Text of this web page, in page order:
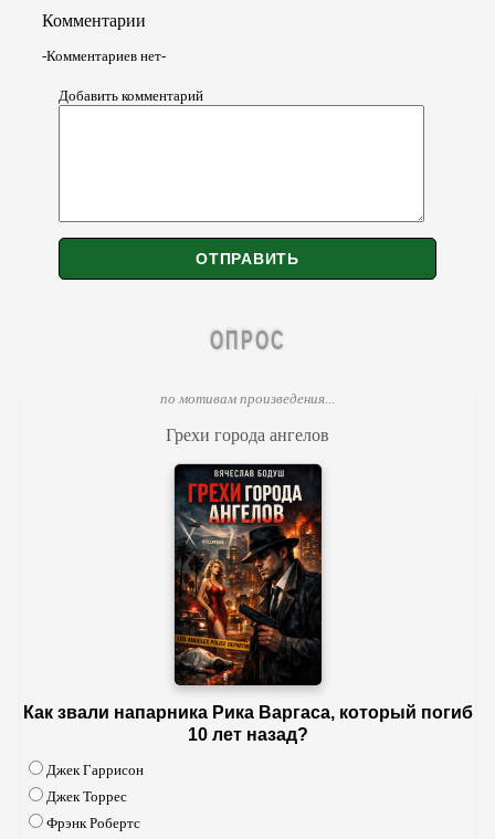
Комментарии
-Комментариев нет-
Добавить комментарий
ОПРОС
по мотивам произведения...
Грехи города ангелов
Как звали напарника Рика Варгаса, который погиб
10 лет назад?
Джек Гаррисон
Джек Торрес
Фрэнк Робертс